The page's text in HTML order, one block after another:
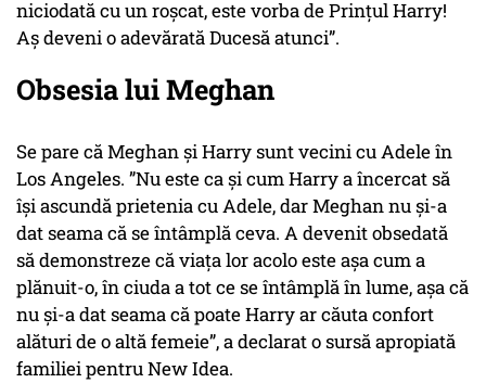
niciodată cu un roșcat, este vorba de Prințul Harry!
Aș deveni o adevărată Ducesă atunci”.
Obsesia lui Meghan
Se pare că Meghan și Harry sunt vecini cu Adele în
Los Angeles. ”Nu este ca și cum Harry a încercat să
își ascundă prietenia cu Adele, dar Meghan nu și-a
dat seama că se întâmplă ceva. A devenit obsedată
să demonstreze că viața lor acolo este așa cum a
plănuit-o, în ciuda a tot ce se întâmplă în lume, așa că
nu și-a dat seama că poate Harry ar căuta confort
alături de o altă femeie”, a declarat o sursă apropiată
familiei pentru New Idea.